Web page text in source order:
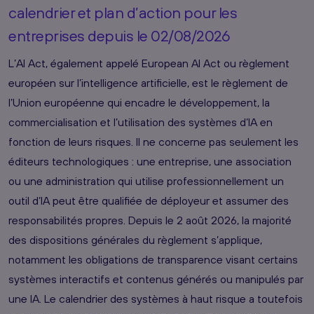
calendrier et plan d’action pour les
entreprises depuis le 02/08/2026
L’AI Act, également appelé European AI Act ou règlement
européen sur l’intelligence artificielle, est le règlement de
l’Union européenne qui encadre le développement, la
commercialisation et l’utilisation des systèmes d’IA en
fonction de leurs risques. Il ne concerne pas seulement les
éditeurs technologiques : une entreprise, une association
ou une administration qui utilise professionnellement un
outil d’IA peut être qualifiée de déployeur et assumer des
responsabilités propres. Depuis le 2 août 2026, la majorité
des dispositions générales du règlement s’applique,
notamment les obligations de transparence visant certains
systèmes interactifs et contenus générés ou manipulés par
une IA. Le calendrier des systèmes à haut risque a toutefois